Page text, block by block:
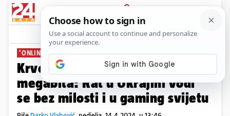
PRIJAVA
News Komentari
'ONLINE FRONTA' PLUS+
Krvoproliće do posljednjeg
megabita: Rat u Ukrajini vodi
se bez milosti i u gaming svijetu